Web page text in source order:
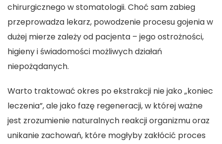
chirurgicznego w stomatologii. Choć sam zabieg
przeprowadza lekarz, powodzenie procesu gojenia w
dużej mierze zależy od pacjenta – jego ostrożności,
higieny i świadomości możliwych działań
niepożądanych.
Warto traktować okres po ekstrakcji nie jako „koniec
leczenia”, ale jako fazę regeneracji, w której ważne
jest zrozumienie naturalnych reakcji organizmu oraz
unikanie zachowań, które mogłyby zakłócić proces